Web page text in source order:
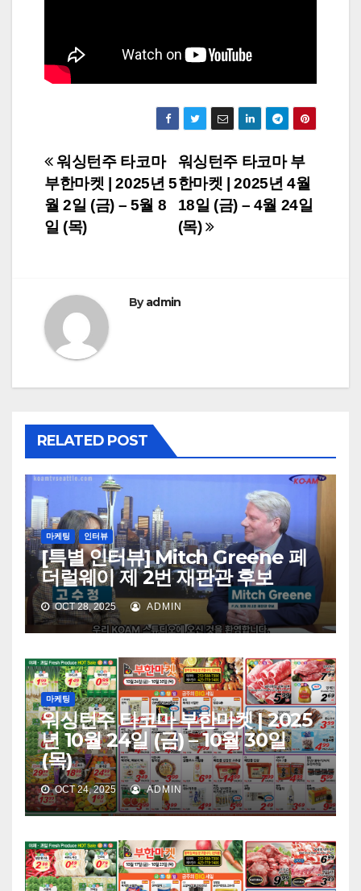
Post
navigation
워싱턴주 타코마 부
한마켓 | 2025년 4월
18일 (금) – 4월 24일
(목)
워싱턴주 타코마
부한마켓 | 2025년 5
월 2일 (금) – 5월 8
일 (목)
Byadmin
RELATED POST
마케팅 인터뷰
[특별 인터뷰] Mitch Greene 페
더럴웨이 제 2번 재판관 후보
OCT 28, 2025 ADMIN
마케팅
워싱턴주 타코마 부한마켓 | 2025
년 10월 24일 (금) – 10월 30일
(목)
OCT 24, 2025 ADMIN